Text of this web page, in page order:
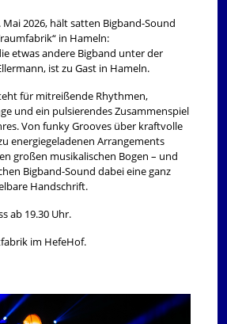
Mai 2026, hält satten Bigband-Sound
in Hameln:
etwas andere Bigband unter der
ist zu Gast in Hameln.
für mitreißende Rhythmen,
und ein pulsierendes Zusammenspiel
Von funky Grooves über kraftvolle
energiegeladenen Arrangements
großen musikalischen Bogen – und
Bigband-Sound dabei eine ganz
Handschrift.
ab 19.30 Uhr.
im HefeHof.